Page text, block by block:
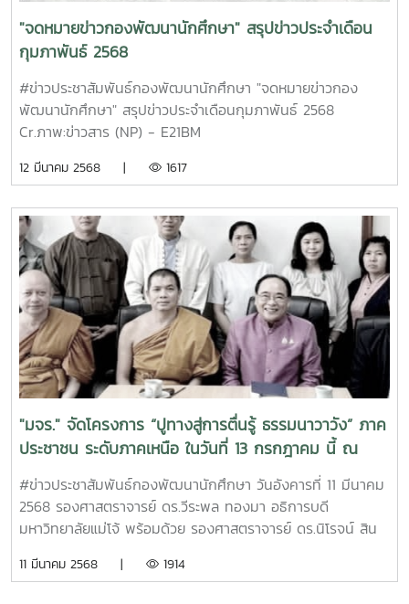
งาน - พิธีมอบเกียรติบัตรศิษย์เก่าดีเด่น - พิธีมอบธงงานแก่เจ้า
ภาพครั้งต่อไป - พิธีกรรมร้องเพลงแม่โจ้ - การแสดงดนตรี
และการแสดงศิลปวัฒนธรรม ณ สนามกีฬาเนินขุมทอง เทศบาล
เมืองควนลัง อำเภอหาดใหญ่ จังหวัดสงขลา Cr.ภาพ:ข่าวสาร
(NP.) - ชมรมศิษย์เก่าแม่โจ้ภาคใต้ - ชมรมศิษย์เก่าแม่โจ้สงขลา
- แม่โจ้ของเรา - ศิษย์เก่าแม่โจ้
"จดหมายข่าวกองพัฒนานักศึกษา" สรุปข่าวประจำเดือน
กุมภาพันธ์ 2568
#ข่าวประชาสัมพันธ์กองพัฒนานักศึกษา "จดหมายข่าวกอง
พัฒนานักศึกษา" สรุปข่าวประจำเดือนกุมภาพันธ์ 2568
Cr.ภาพ:ข่าวสาร (NP) - E21BM
12 มีนาคม 2568 | 1617
"มจร." จัดโครงการ “ปูทางสู่การตื่นรู้ ธรรมนาวาวัง” ภาค
ประชาชน ระดับภาคเหนือ ในวันที่ 13 กรกฎาคม นี้ ณ
ศูนย์ประชุมและแสดงสินค้านานาชาติเฉลิมพระเกียรติ 7
รอบ พระชนมพรรษา จังหวัดเชียงใหม่
#ข่าวประชาสัมพันธ์กองพัฒนานักศึกษา วันอังคารที่ 11 มีนาคม
2568 รองศาสตราจารย์ ดร.วีระพล ทองมา อธิการบดี
มหาวิทยาลัยแม่โจ้ พร้อมด้วย รองศาสตราจารย์ ดร.นิโรจน์ สิน
ผู้บริหารจากกองพัฒนานักศึกษา กองส่งเสริมศิลปวัฒนธรรม
11 มีนาคม 2568 | 1914